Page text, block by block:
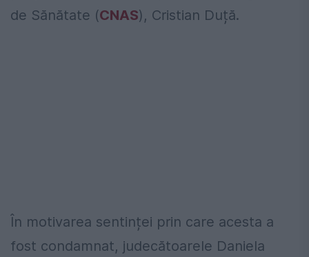
de Sănătate (CNAS), Cristian Duță.
În motivarea sentinței prin care acesta a
fost condamnat, judecătoarele Daniela